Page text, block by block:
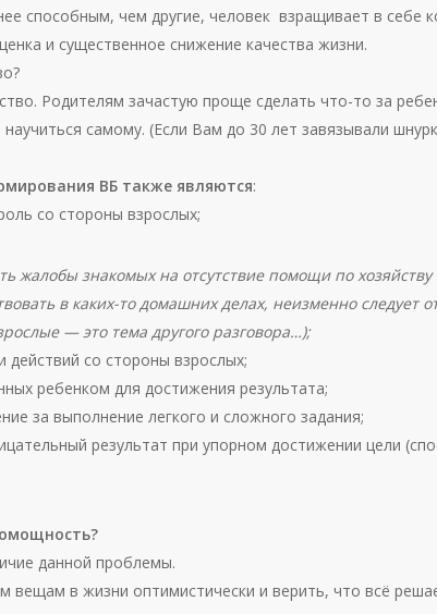
способным, чем другие, человек взращивает в себе
и существенное снижение качества жизни.
Родителям зачастую проще сделать что-то за
самому. (Если Вам до 30 лет завязывали
ВБ также являются:
со стороны взрослых;
жалобы знакомых на отсутствие помощи по хозяйству
в каких-то домашних делах, неизменно следует
— это тема другого разговора…);
действий со стороны взрослых;
ребенком для достижения результата;
за выполнение легкого и сложного задания;
результат при упорном достижении цели
данной проблемы.
вещам в жизни оптимистически и верить, что всё